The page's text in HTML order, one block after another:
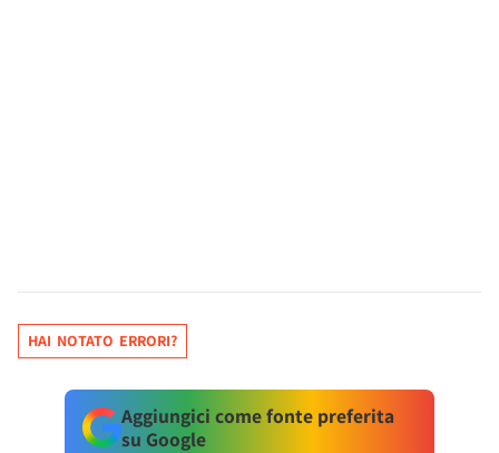
HAI NOTATO ERRORI?
Aggiungici come fonte preferita
su Google